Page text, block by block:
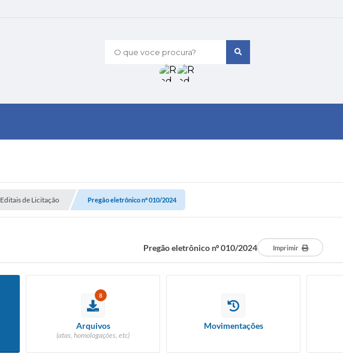
O que voce procura?
Editais de Licitação Pregão eletrônico nº 010/2024
Pregão eletrônico nº 010/2024 Imprimir
8
Arquivos
(atas, homologações, etc)
Movimentações